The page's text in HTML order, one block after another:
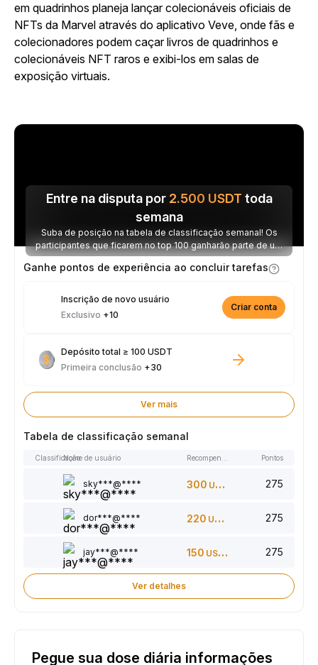
em quadrinhos planeja lançar colecionáveis oficiais de
NFTs da Marvel através do aplicativo Veve, onde fãs e
colecionadores podem caçar livros de quadrinhos e
colecionáveis NFT raros e exibi-los em salas de
exposição virtuais.
Entre na disputa por 2.500 USDT toda
semana
Suba de posição na tabela de classificação semanal! Os
participantes que ficarem no top 100 ganharão parte de um
prêmio de 2.500 USDT toda semana.
Ganhe pontos de experiência ao concluir tarefas
Inscrição de novo usuário
Exclusivo +10
Criar conta
Depósito total ≥ 100 USDT
Primeira conclusão +30
Ver mais
Tabela de classificação semanal
ClassificaçãoNome de usuário Pontos
sky***@**** 300 USDT 275
dor***@**** 220 USDT 275
jay***@**** 150 USDT 275
Ver detalhes
Pegue sua dose diária informações